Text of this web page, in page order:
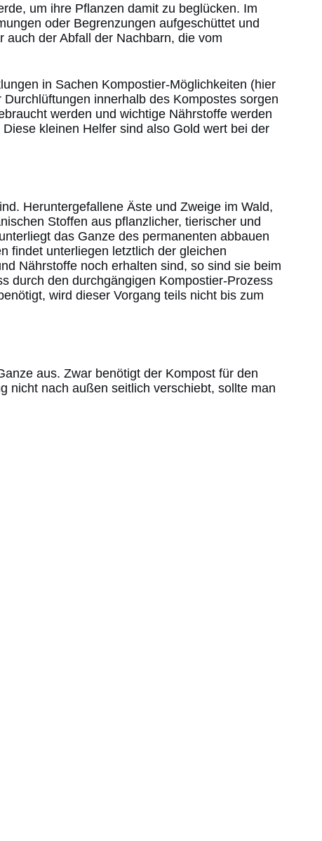
um ihre Pflanzen damit zu beglücken. Im
oder Begrenzungen aufgeschüttet und
der Abfall der Nachbarn, die vom
in Sachen Kompostier-Möglichkeiten (hier
innerhalb des Kompostes sorgen
werden und wichtige Nährstoffe werden
kleinen Helfer sind also Gold wert bei der
Heruntergefallene Äste und Zweige im Wald,
Stoffen aus pflanzlicher, tierischer und
das Ganze des permanenten abbauen
findet unterliegen letztlich der gleichen
Nährstoffe noch erhalten sind, so sind sie beim
durch den durchgängigen Kompostier-Prozess
wird dieser Vorgang teils nicht bis zum
aus. Zwar benötigt der Kompost für den
nicht nach außen seitlich verschiebt, sollte man